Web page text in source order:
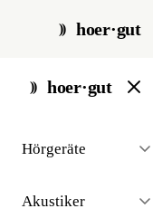
hoer·gut
hoer·gut
Hörgeräte
Akustiker
start / akustiker-ketten